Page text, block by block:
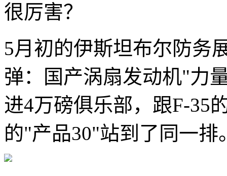
很厉害？
5月初的伊斯坦布尔防务
弹：国产涡扇发动机"力
进4万磅俱乐部，跟F-35
的"产品30"站到了同一排